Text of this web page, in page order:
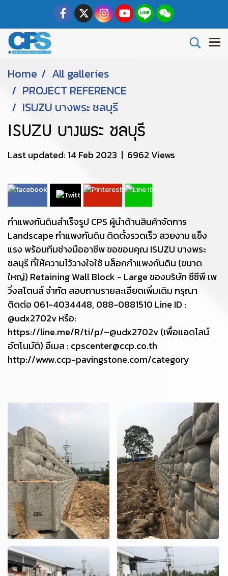
Home
All galleries
PROJECT REFERENCE
ISUZU บางพระ ชลบุรี
ISUZU บางพระ ชลบุรี
Last updated: 14 Feb 2023 | 6962 Views
กำแพงกันดินสำเร็จรูป CPS ผู้นำด้านสินค้าจัดการ
Landscape กำแพงกันดิน ติดตั้งรวดเร็ว สวยงาม แข็ง
แรง พร้อมทีมช่างมืออาชีพ ขอขอบคุณ ISUZU บางพระ
ชลบุรี ที่ให้ความไว้วางใจใช้ บล็อกกำแพงกันดิน (ขนาด
ใหญ่) Retaining Wall Block - Large ของบริษัท ซีซีพี เพ
วิ่งสโตนส์ จำกัด สอบถามรายละเอียดเพิ่มเติม กรุณา
ติดต่อ 061-4034448, 088-0881510 Line ID :
@udx2702v หรือ:
https://line.me/R/ti/p/~@udx2702v (เพื่อเเอดไลน์
อัตโนมัติ) อีเมล : cpscenter@ccp.co.th
http://www.ccp-pavingstone.com/category